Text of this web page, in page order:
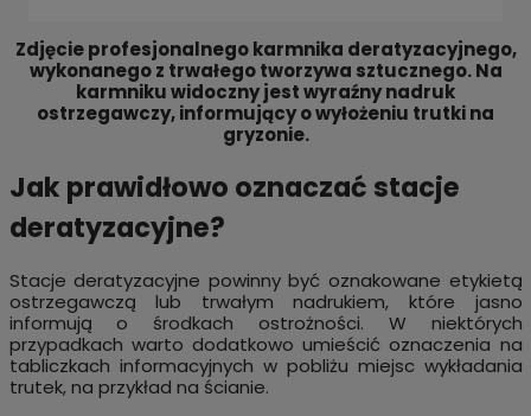
Zdjęcie profesjonalnego karmnika deratyzacyjnego,
wykonanego z trwałego tworzywa sztucznego. Na
karmniku widoczny jest wyraźny nadruk
ostrzegawczy, informujący o wyłożeniu trutki na
gryzonie.
Jak prawidłowo oznaczać stacje
deratyzacyjne?
Stacje deratyzacyjne powinny być oznakowane etykietą
ostrzegawczą lub trwałym nadrukiem, które jasno
informują o środkach ostrożności. W niektórych
przypadkach warto dodatkowo umieścić oznaczenia na
tabliczkach informacyjnych w pobliżu miejsc wykładania
trutek, na przykład na ścianie.